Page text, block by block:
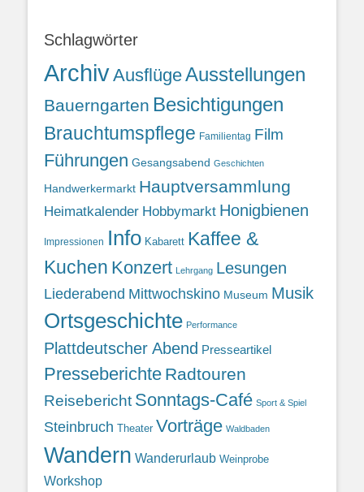
Schlagwörter
ArchivAusflügeAusstellungen
Bauerngarten Besichtigungen
Brauchtumspflege Familientag Film
Führungen Gesangsabend Geschichten
Handwerkermarkt Hauptversammlung
Heimatkalender Hobbymarkt Honigbienen
Impressionen Info Kabarett Kaffee &
Kuchen Konzert Lehrgang Lesungen
Liederabend Mittwochskino Museum Musik
Ortsgeschichte Performance
Plattdeutscher Abend Presseartikel
Presseberichte Radtouren
Reisebericht Sonntags-Café Sport & Spiel
Steinbruch Theater Vorträge Waldbaden
Wandern Wanderurlaub Weinprobe
Workshop